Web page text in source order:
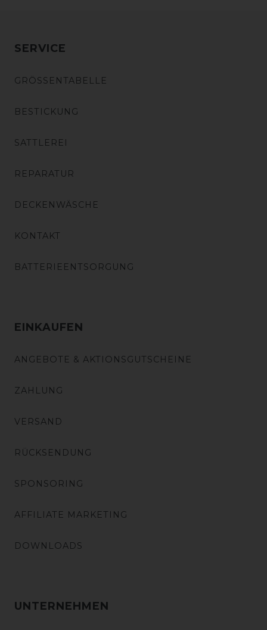
SERVICE
GRÖSSENTABELLE
BESTICKUNG
SATTLEREI
REPARATUR
DECKENWÄSCHE
KONTAKT
BATTERIEENTSORGUNG
EINKAUFEN
ANGEBOTE & AKTIONSGUTSCHEINE
ZAHLUNG
VERSAND
RÜCKSENDUNG
SPONSORING
AFFILIATE MARKETING
DOWNLOADS
UNTERNEHMEN